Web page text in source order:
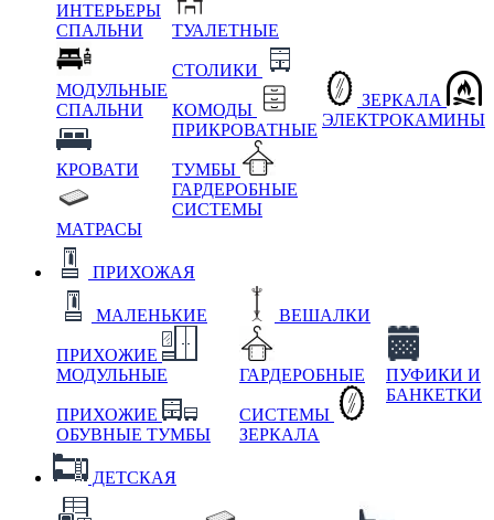
ИНТЕРЬЕРЫ
СПАЛЬНИ
МОДУЛЬНЫЕ
СПАЛЬНИ
КРОВАТИ
МАТРАСЫ
ТУАЛЕТНЫЕ
СТОЛИКИ
КОМОДЫ
ПРИКРОВАТНЫЕ
ТУМБЫ
ГАРДЕРОБНЫЕ
СИСТЕМЫ
ЗЕРКАЛА
ЭЛЕКТРОКАМИНЫ
ПРИХОЖАЯ
МАЛЕНЬКИЕ
ПРИХОЖИЕ
МОДУЛЬНЫЕ
ПРИХОЖИЕ
ОБУВНЫЕ ТУМБЫ
ВЕШАЛКИ
ГАРДЕРОБНЫЕ
СИСТЕМЫ
ЗЕРКАЛА
ПУФИКИ И
БАНКЕТКИ
ДЕТСКАЯ